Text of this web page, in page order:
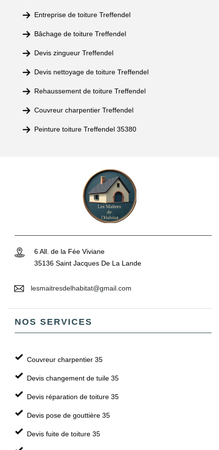
Entreprise de toiture Treffendel
Bâchage de toiture Treffendel
Devis zingueur Treffendel
Devis nettoyage de toiture Treffendel
Rehaussement de toiture Treffendel
Couvreur charpentier Treffendel
Peinture toiture Treffendel 35380
6 All. de la Fée Viviane
35136 Saint Jacques De La Lande
lesmaitresdelhabitat@gmail.com
NOS SERVICES
Couvreur charpentier 35
Devis changement de tuile 35
Devis réparation de toiture 35
Devis pose de gouttière 35
Devis fuite de toiture 35